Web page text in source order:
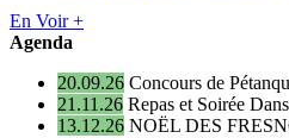
En Voir +
Agenda
20.09.26 Concours de
21.11.26 Repas et Soirée
13.12.26 NOËL DES